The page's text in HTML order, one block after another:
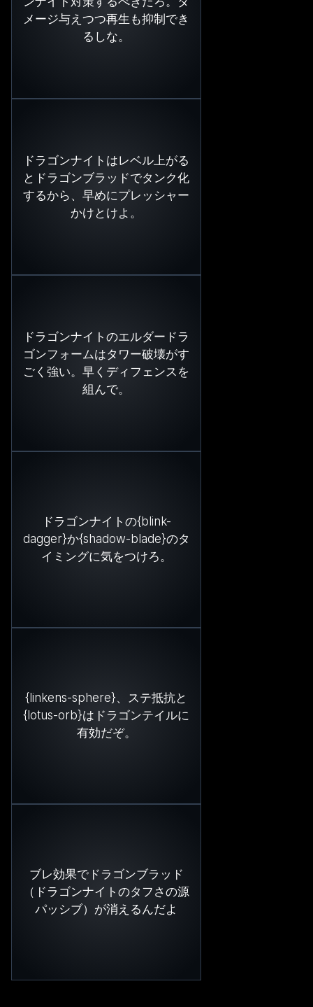
メージ与えつつ再生も抑制でき
るしな。
ドラゴンナイトはレベル上がる
とドラゴンブラッドでタンク化
するから、早めにプレッシャー
かけとけよ。
ドラゴンナイトのエルダードラ
ゴンフォームはタワー破壊がす
ごく強い。早くディフェンスを
組んで。
ドラゴンナイトの{blink-
dagger}か{shadow-blade}のタ
イミングに気をつけろ。
{linkens-sphere}、ステ抵抗と
{lotus-orb}はドラゴンテイルに
有効だぞ。
ブレ効果でドラゴンブラッド
（ドラゴンナイトのタフさの源
パッシブ）が消えるんだよ